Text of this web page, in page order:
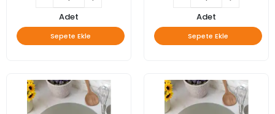
Adet
Sepete Ekle
Adet
Sepete Ekle